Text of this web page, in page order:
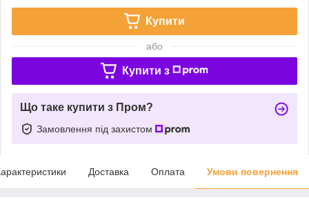
Купити
або
Купити з
Що таке купити з Пром?
Замовлення під захистом
Доставка Оплата Умови повернення